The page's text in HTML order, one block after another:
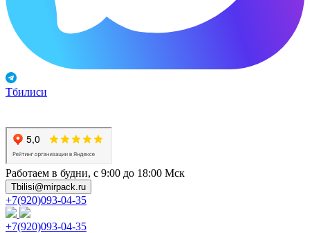
Тбилиси
Работаем в будни, с 9:00 до 18:00 Мск
Tbilisi@mirpack.ru
+7(920)093-04-35
+7(920)093-04-35